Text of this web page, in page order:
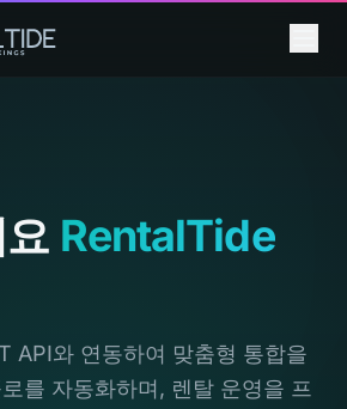
RentalTide
API와 연동하여 맞춤형 통합을
를 자동화하며, 렌탈 운영을 프